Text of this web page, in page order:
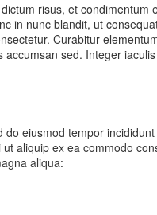
risus, et condimentum
in nunc blandit, ut
Curabitur
sed. Integer
eiusmod tempor
aliquip ex ea commodo
aliqua: